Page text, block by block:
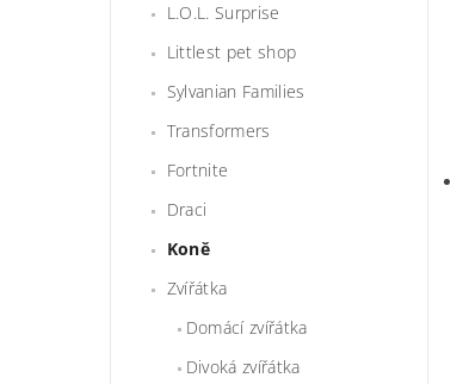
L.O.L. Surprise
Littlest pet shop
Sylvanian Families
Transformers
Fortnite
Draci
Koně
Zvířátka
Domácí zvířátka
Divoká zvířátka